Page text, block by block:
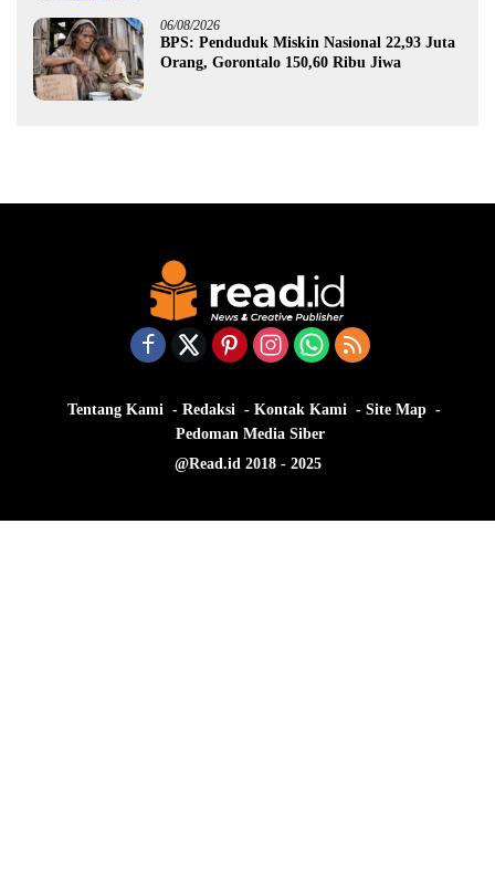
06/08/2026
BPS: Penduduk Miskin Nasional 22,93 Juta
Orang, Gorontalo 150,60 Ribu Jiwa
Tentang Kami Redaksi Kontak Kami
Site Map
Pedoman Media Siber
@Read.id 2018 - 2025